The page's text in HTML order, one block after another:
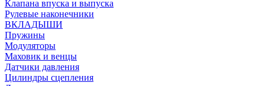
Клапана впуска и выпуска
Рулевые наконечники
ВКЛАДЫШИ
Пружины
Модуляторы
Маховик и венцы
Датчики давления
Цилиндры сцепления